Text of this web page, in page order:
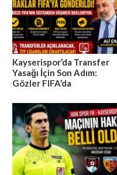
Kayserispor’da Transfer
Yasağı İçin Son Adım:
Gözler FIFA’da